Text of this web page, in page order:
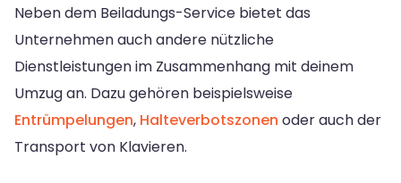
Neben dem Beiladungs-Service bietet das
Unternehmen auch andere nützliche
Dienstleistungen im Zusammenhang mit deinem
Umzug an. Dazu gehören beispielsweise
Entrümpelungen, Halteverbotszonen oder auch der
Transport von Klavieren.